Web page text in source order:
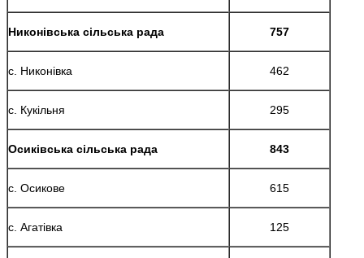
Никонівська сільська рада 757
с. Никонівка 462
с. Кукільня 295
Осиківська сільська рада 843
с. Осикове 615
с. Агатівка 125